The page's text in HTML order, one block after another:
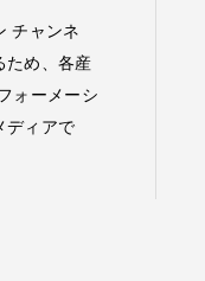
チャンネ
ため、各産
ォーメーシ
ディアで